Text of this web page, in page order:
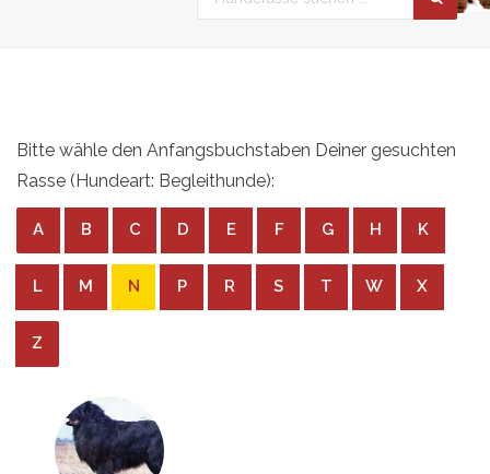
Bitte wähle den Anfangsbuchstaben Deiner gesuchten
Rasse (Hundeart: Begleithunde):
A B C D E F G H K
L M N P R S T W X
Z